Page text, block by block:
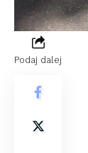
Podaj dalej